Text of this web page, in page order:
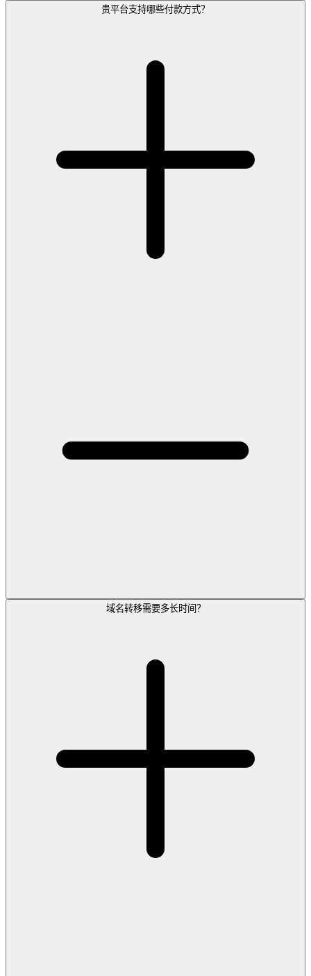
贵平台支持哪些付款方式？
域名转移需要多长时间？